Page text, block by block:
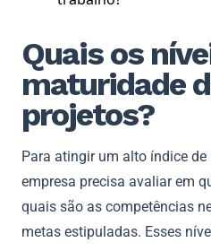
Quais os
maturidade
projetos?
Para atingir um alto índice
empresa precisa avaliar em
quais são as competências
metas estipuladas. Esses